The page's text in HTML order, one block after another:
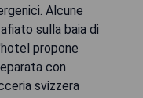
Alcune
sulla baia di
propone
con
svizzera